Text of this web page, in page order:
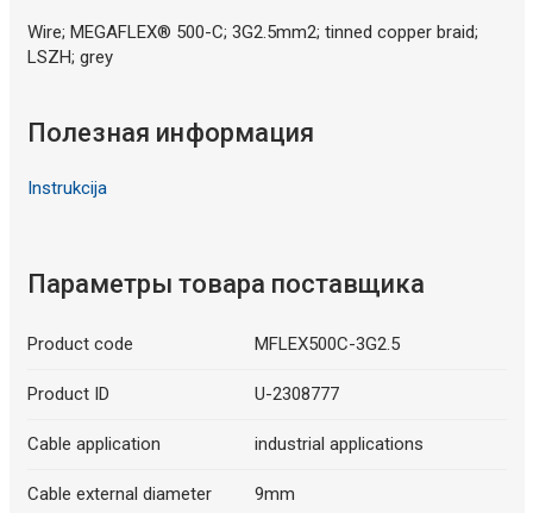
Wire; MEGAFLEX® 500-C; 3G2.5mm2; tinned copper braid;
LSZH; grey
Полезная информация
Instrukcija
Параметры товара поставщика
Product code MFLEX500C-3G2.5
Product ID U-2308777
Cable application industrial applications
Cable external diameter 9mm